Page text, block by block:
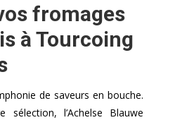
fromages
à Tourcoing
de saveurs en bouche.
sélection, l’Achelse Blauwe